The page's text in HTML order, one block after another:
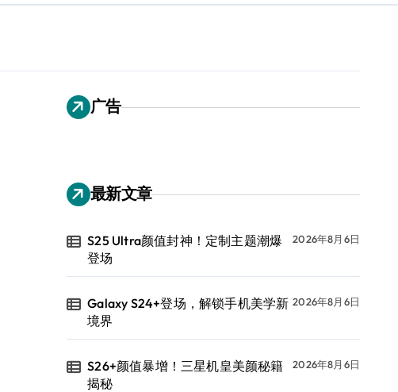
广告
最新文章
S25 Ultra颜值封神！定制主题潮爆
登场
2026年8月6日
Galaxy S24+登场，解锁手机美学新
境界
2026年8月6日
S26+颜值暴增！三星机皇美颜秘籍
揭秘
2026年8月6日